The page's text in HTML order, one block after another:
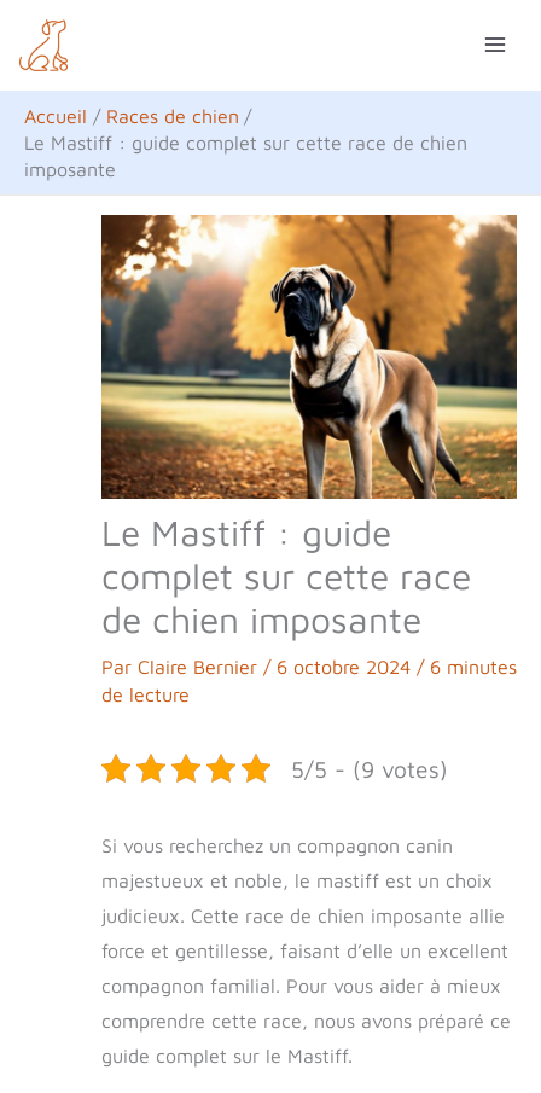
contenu
Accueil
Races de chien
Le Mastiff : guide complet sur cette race de chien
imposante
Le Mastiff : guide
complet sur cette race
de chien imposante
Par Claire Bernier / 6 octobre 2024 / 6 minutes
de lecture
5/5 - (9 votes)
Si vous recherchez un compagnon canin
majestueux et noble, le mastiff est un choix
judicieux. Cette race de chien imposante allie
force et gentillesse, faisant d’elle un excellent
compagnon familial. Pour vous aider à mieux
comprendre cette race, nous avons préparé ce
guide complet sur le Mastiff.
e
c
h
e